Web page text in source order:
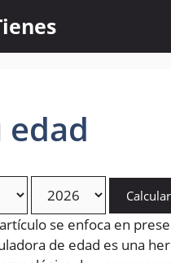
edad
se enfoca en
de edad es una